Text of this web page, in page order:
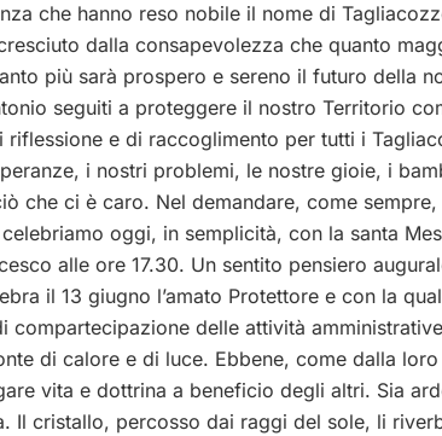
che hanno reso nobile il nome di
dalla consapevolezza che quanto
più sarà prospero e sereno il futuro della
seguiti a proteggere il nostro Territorio
e di raccoglimento per tutti i
i nostri problemi, le nostre gioie, i
che ci è caro. Nel demandare, come sempre,
oggi, in semplicità, con la santa
alle ore 17.30. Un sentito pensiero
il 13 giugno l’amato Protettore e con la
delle attività
di calore e di luce. Ebbene, come dalla loro
vita e dottrina a beneficio degli altri. Sia
Il cristallo, percosso dai raggi del sole, li